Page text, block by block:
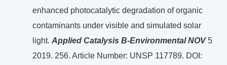
enhanced photocatalytic degradation of organic
contaminants under visible and simulated solar
light. Applied Catalysis B-Environmental NOV5
2019. 256. Article Number: UNSP 117789. DOI: